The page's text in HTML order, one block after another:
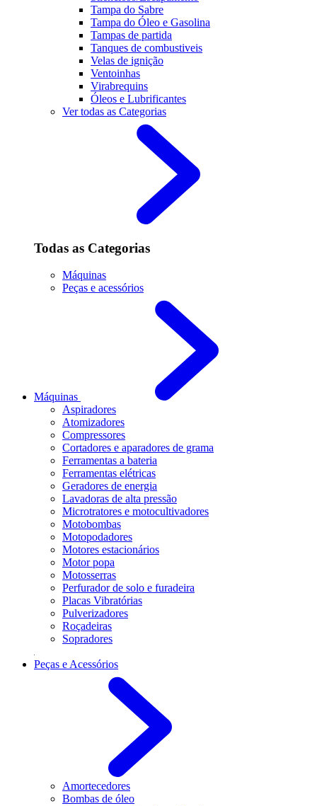
Tampa do Sabre
Tampa do Óleo e Gasolina
Tampas de partida
Tanques de combustiveis
Velas de ignição
Ventoinhas
Virabrequins
Óleos e Lubrificantes
Ver todas as Categorias
Todas as Categorias
Máquinas
Peças e acessórios
Máquinas
Aspiradores
Atomizadores
Compressores
Cortadores e aparadores de grama
Ferramentas a bateria
Ferramentas elétricas
Geradores de energia
Lavadoras de alta pressão
Microtratores e motocultivadores
Motobombas
Motopodadores
Motores estacionários
Motor popa
Motosserras
Perfurador de solo e furadeira
Placas Vibratórias
Pulverizadores
Roçadeiras
Sopradores
Peças e Acessórios
Amortecedores
Bombas de óleo